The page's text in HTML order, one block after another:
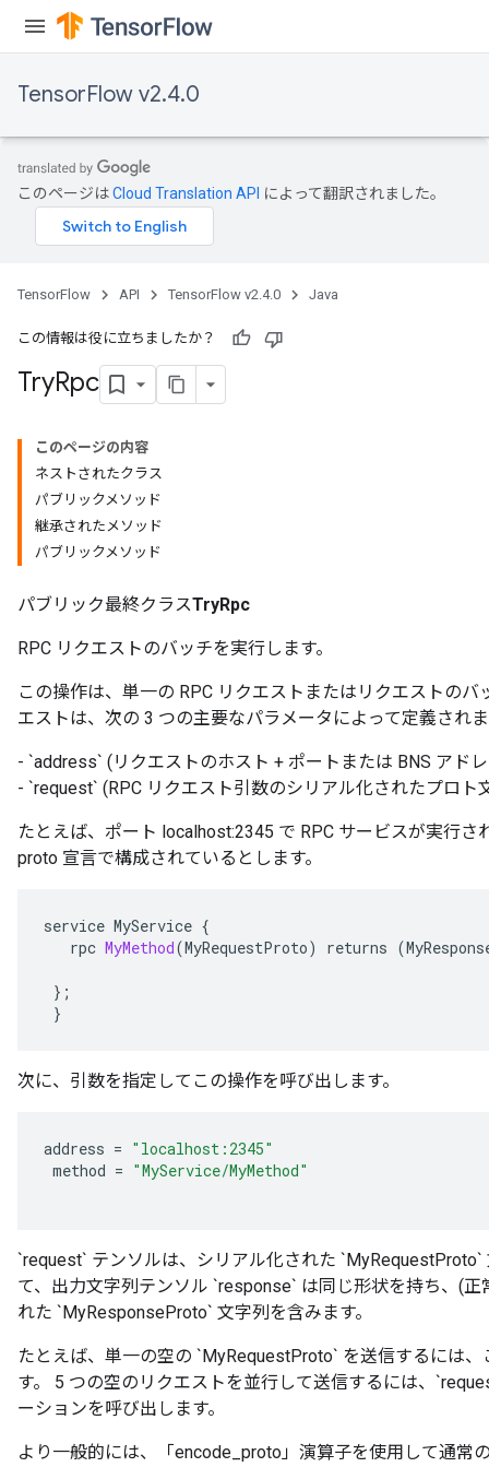
TensorFlow v2.4.0
このページはCloud Translation API によって翻訳されました。
TensorFlow API TensorFlow v2.4.0 Java
この情報は役に立ちましたか？
TryRpc
このページの内容
ネストされたクラス
パブリックメソッド
継承されたメソッド
パブリックメソッド
パブリック最終クラスTryRpc
RPC リクエストのバッチを実行します。
この操作は、単一の RPC リクエストまたはリクエストの
エストは、次の 3 つの主要なパラメータによって定義され
- `address` (リクエストのホスト + ポートまたは BNS アド
- `request` (RPC リクエスト引数のシリアル化されたプロ
たとえば、ポート localhost:2345 で RPC サービスが実行
proto 宣言で構成されているとします。
service MyService {
rpc MyMethod(MyRequestProto) returns (
};
}
次に、引数を指定してこの操作を呼び出します。
address = "localhost:2345"
method = "MyService/MyMethod"
`request` テンソルは、シリアル化された
て、出力文字列テンソル `response` は同じ形状を持ち、(
れた `MyResponseProto` 文字列を含みます。
たとえば、単一の空の `MyRequestProto` を送信するには
す。 5 つの空のリクエストを並行して送信するには、
ーションを呼び出します。
より一般的には、「encode_proto」演算子を使用して通常